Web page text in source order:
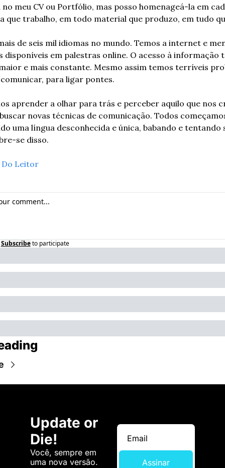
meu CV ou Portfólio, mas posso homenageá-la em
que trabalho, em todo material que produzo, em tudo
de seis mil idiomas no mundo. Temos a internet e
disponíveis em palestras online. O acesso à informação
e mais constante. Mesmo assim temos terríveis
para ligar pontes.
aprender a olhar para trás e perceber aquilo que nos
novas técnicas de comunicação. Todos
uma língua desconhecida e única, babando e tentando
se disso.
Do Leitor
Subscribe to participate
Update or
Die!
Você, sempre em
uma nova versão.
Assinar